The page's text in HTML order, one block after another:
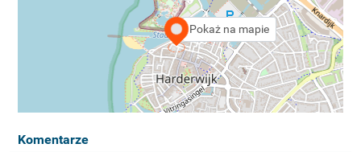
Pokaż na mapie
Komentarze